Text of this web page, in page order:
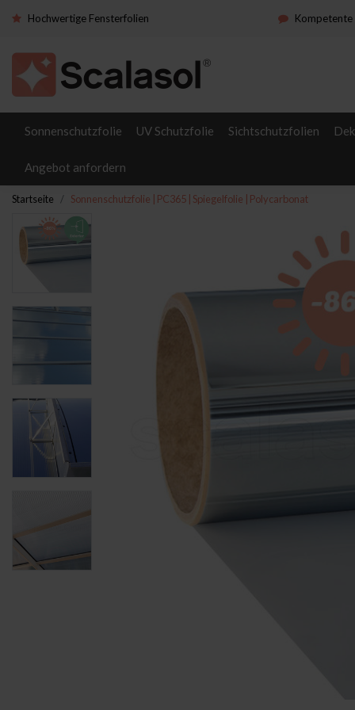
Hochwertige Fensterfolien Kompetente
Sonnenschutzfolie UV Schutzfolie Sichtschutzfolien
Angebot anfordern
Startseite Sonnenschutzfolie | PC365 | Spiegelfolie | Polycarbonat